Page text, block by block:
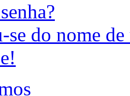
se do nome